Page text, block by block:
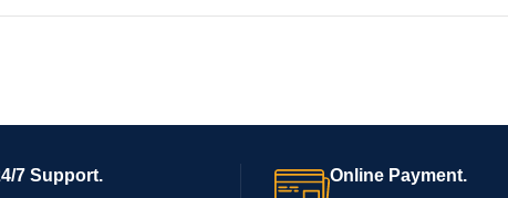
7 Support. Online Payment.